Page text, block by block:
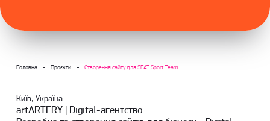
Київ, Україна
artARTERY | Digital-агентство
Головна Проєкти Створення сайту для SEAT Sport Team